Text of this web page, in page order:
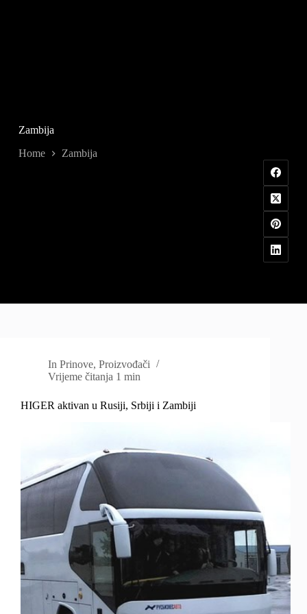
Zambija
Home Zambija
In Prinove,Proizvođači
Vrijeme čitanja 1 min
HIGER aktivan u Rusiji, Srbiji i Zambiji